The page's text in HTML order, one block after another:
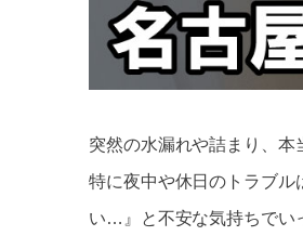
突然の水漏れや詰まり、本
特に夜中や休日のトラブ
い…』と不安な気持ちでい